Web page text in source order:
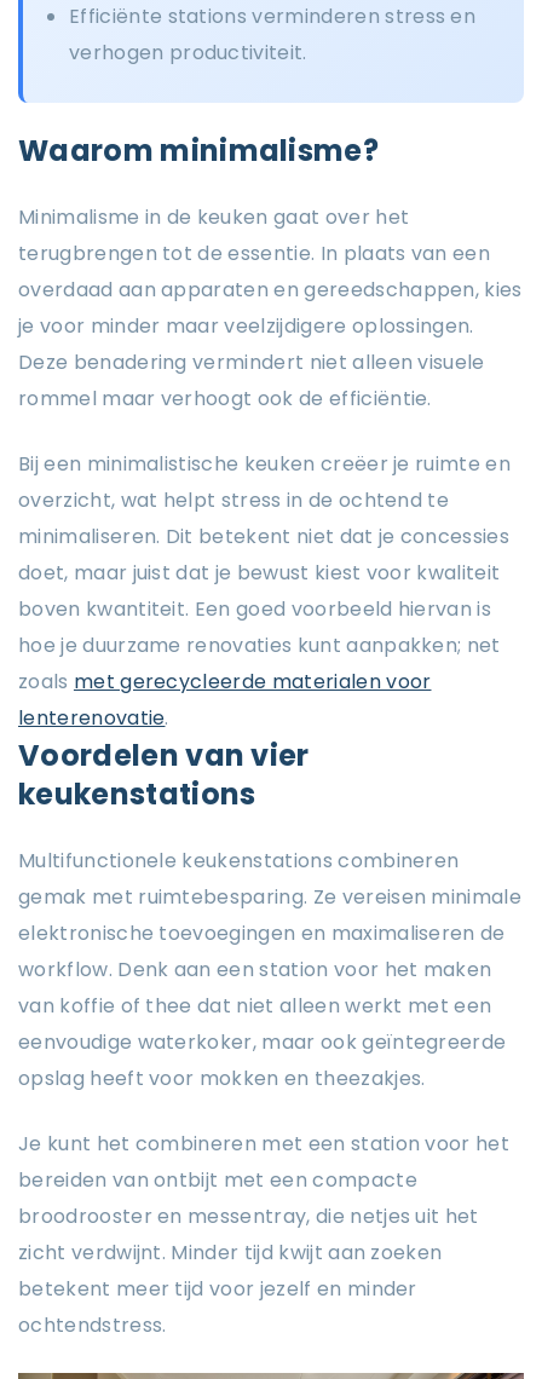
Efficiënte stations verminderen stress en
verhogen productiviteit.
Waarom minimalisme?
Minimalisme in de keuken gaat over het
terugbrengen tot de essentie. In plaats van een
overdaad aan apparaten en gereedschappen, kies
je voor minder maar veelzijdigere oplossingen.
Deze benadering vermindert niet alleen visuele
rommel maar verhoogt ook de efficiëntie.
Bij een minimalistische keuken creëer je ruimte en
overzicht, wat helpt stress in de ochtend te
minimaliseren. Dit betekent niet dat je concessies
doet, maar juist dat je bewust kiest voor kwaliteit
boven kwantiteit. Een goed voorbeeld hiervan is
hoe je duurzame renovaties kunt aanpakken; net
zoals met gerecycleerde materialen voor
lenterenovatie.
Voordelen van vier
keukenstations
Multifunctionele keukenstations combineren
gemak met ruimtebesparing. Ze vereisen minimale
elektronische toevoegingen en maximaliseren de
workflow. Denk aan een station voor het maken
van koffie of thee dat niet alleen werkt met een
eenvoudige waterkoker, maar ook geïntegreerde
opslag heeft voor mokken en theezakjes.
Je kunt het combineren met een station voor het
bereiden van ontbijt met een compacte
broodrooster en messentray, die netjes uit het
zicht verdwijnt. Minder tijd kwijt aan zoeken
betekent meer tijd voor jezelf en minder
ochtendstress.